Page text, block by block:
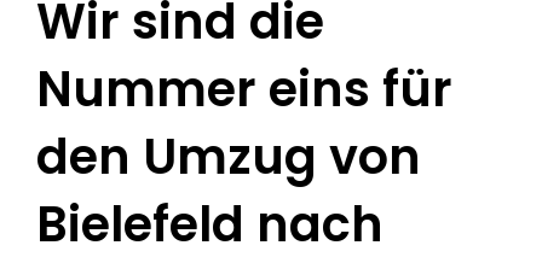
Wir sind die
Nummer eins für
den Umzug von
Bielefeld nach